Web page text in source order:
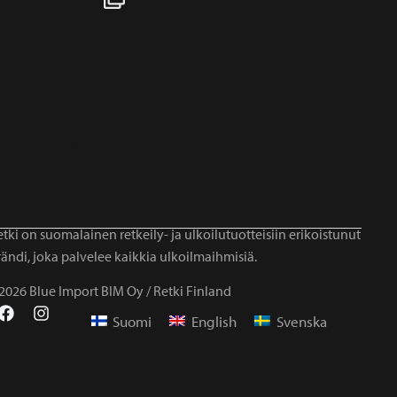
on suomalainen retkeily- ja ulkoilutuotteisiin erikoistunut
joka palvelee kaikkia ulkoilmaihmisiä.
Blue Import BIM Oy / Retki Finland
Suomi English Svenska